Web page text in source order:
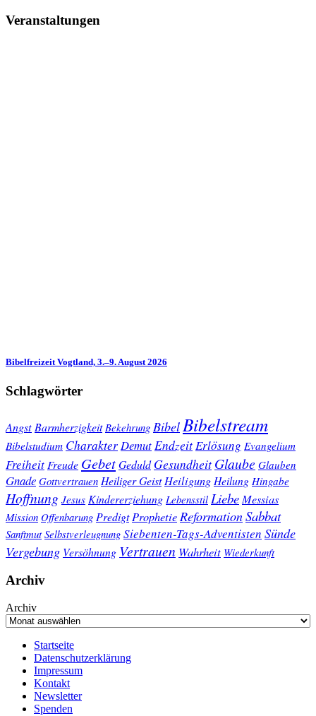
Veranstaltungen
Bibelfreizeit Vogtland, 3.–9. August 2026
Schlagwörter
Angst Barmherzigkeit Bekehrung Bibel Bibelstream
Bibelstudium Charakter Demut EndzeitErlösung Evangelium
Freiheit Freude GebetGeduld Gesundheit Glaube Glauben
Gnade Gottvertrauen Heiliger Geist Heiligung Heilung Hingabe
Hoffnung Jesus Kindererziehung Lebensstil Liebe Messias
Mission Offenbarung Predigt Prophetie ReformationSabbat
Sanftmut Selbstverleugnung Siebenten-Tags-Adventisten Sünde
Vergebung Versöhnung Vertrauen Wahrheit Wiederkunft
Archiv
Archiv
Startseite
Datenschutzerklärung
Impressum
Kontakt
Newsletter
Spenden